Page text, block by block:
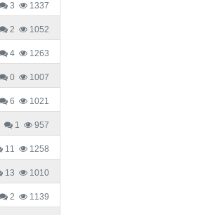
3 1337
2 1052
4 1263
0 1007
6 1021
1 957
11 1258
13 1010
2 1139